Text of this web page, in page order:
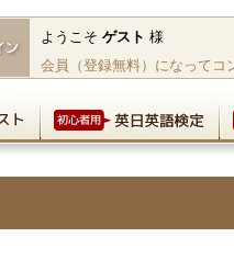
ようこそ ゲスト 様
会員（登録無料）になってコ